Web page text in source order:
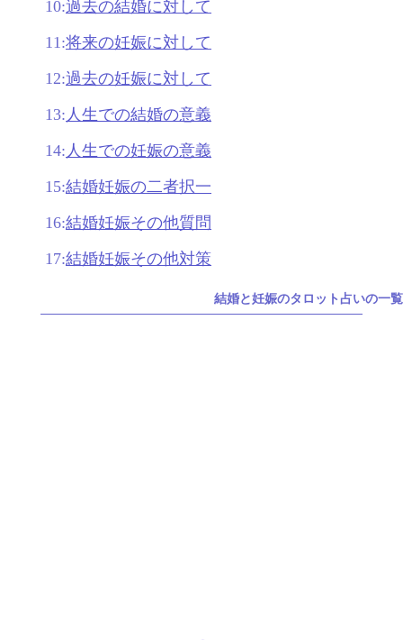
10:過去の結婚に対して
11:将来の妊娠に対して
12:過去の妊娠に対して
13: 人生での結婚の意義
14: 人生での妊娠の意義
15:結婚妊娠の二者択一
16:結婚妊娠その他質問
17:結婚妊娠その他対策
結婚と妊娠のタロット占いの一覧